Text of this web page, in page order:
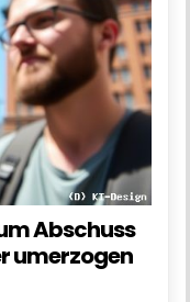
Abschuss
umerzogen